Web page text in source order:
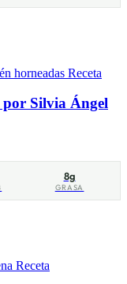
Receta
por Silvia Ángel
8g
GRASA
Receta